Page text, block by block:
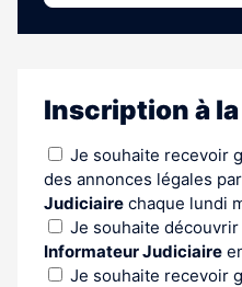
Inscription à
Je souhaite recevoir
des annonces légales
Judiciaire chaque lundi
Je souhaite
Informateur Judiciaire
Je souhaite recevoir